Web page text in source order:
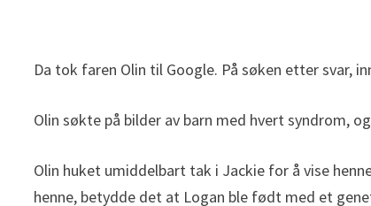
Da tok faren Olin til Google. På søken etter svar,
Olin søkte på bilder av barn med hvert syndrom,
Olin huket umiddelbart tak i Jackie for å vise
henne, betydde det at Logan ble født med et